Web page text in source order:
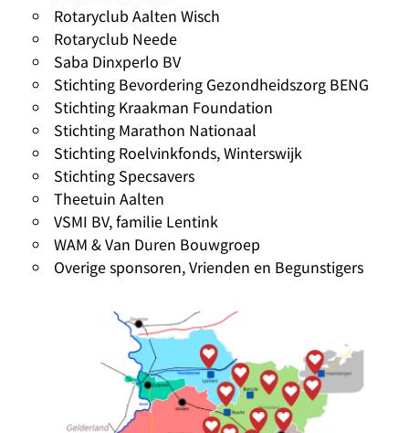
Rotaryclub Aalten Wisch
Rotaryclub Neede
Saba Dinxperlo BV
Stichting Bevordering Gezondheidszorg BENG
Stichting Kraakman Foundation
Stichting Marathon Nationaal
Stichting Roelvinkfonds, Winterswijk
Stichting Specsavers
Theetuin Aalten
VSMI BV, familie Lentink
WAM & Van Duren Bouwgroep
Overige sponsoren, Vrienden en Begunstigers